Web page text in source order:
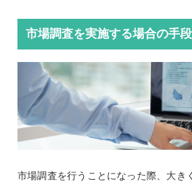
市場調査を実施する場合の手段
市場調査を行うことになった際、大き